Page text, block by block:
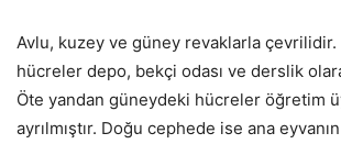
Avlu, kuzey ve güney revaklarla çevrilidir.
hücreler depo, bekçi odası ve derslik
Öte yandan güneydeki hücreler öğretim
ayrılmıştır. Doğu cephede ise ana